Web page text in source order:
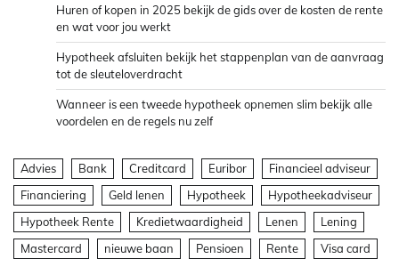
Huren of kopen in 2025 bekijk de gids over de kosten de rente
en wat voor jou werkt
Hypotheek afsluiten bekijk het stappenplan van de aanvraag
tot de sleuteloverdracht
Wanneer is een tweede hypotheek opnemen slim bekijk alle
voordelen en de regels nu zelf
Advies Bank Creditcard Euribor
Financieel adviseur
Financiering
Geld lenen Hypotheek
Hypotheekadviseur
Hypotheek Rente
Kredietwaardigheid Lenen
Lening
Mastercard
nieuwe baan Pensioen Rente Visa card